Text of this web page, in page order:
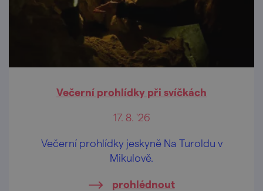
Večerní prohlídky při svíčkách
17. 8. '26
Večerní prohlídky jeskyně Na Turoldu v
Mikulově.
prohlédnout